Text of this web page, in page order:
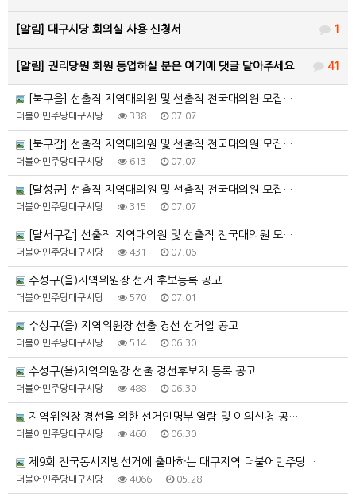
1
[알림] 대구시당 회의실 사용 신청서
41
[알림] 권리당원 회원 등업하실 분은 여기에 댓글 달아주세요
[북구을] 선출직 지역대의원 및 선출직 전국대의원 모집…
더불어민주당대구시당 338 07.07
[북구갑] 선출직 지역대의원 및 선출직 전국대의원 모집…
더불어민주당대구시당 613 07.07
[달성군] 선출직 지역대의원 및 선출직 전국대의원 모집…
더불어민주당대구시당 315 07.07
[달서구갑] 선출직 지역대의원 및 선출직 전국대의원 모…
더불어민주당대구시당 431 07.06
수성구(을)지역위원장 선거 후보등록 공고
더불어민주당대구시당 570 07.01
수성구(을) 지역위원장 선출 경선 선거일 공고
더불어민주당대구시당 514 06.30
수성구(을)지역위원장 선출 경선후보자 등록 공고
더불어민주당대구시당 488 06.30
지역위원장 경선을 위한 선거인명부 열람 및 이의신청 공…
더불어민주당대구시당 460 06.30
제9회 전국동시지방선거에 출마하는 대구지역 더불어민주당…
더불어민주당대구시당 4066 05.28